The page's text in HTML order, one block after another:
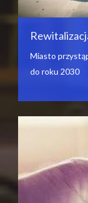
Miasto
do roku 2030